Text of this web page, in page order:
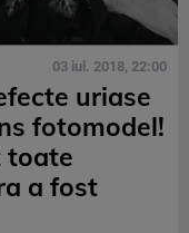
03 iul. 2018, 22:00
uriase
fotomodel!
toate
a fost